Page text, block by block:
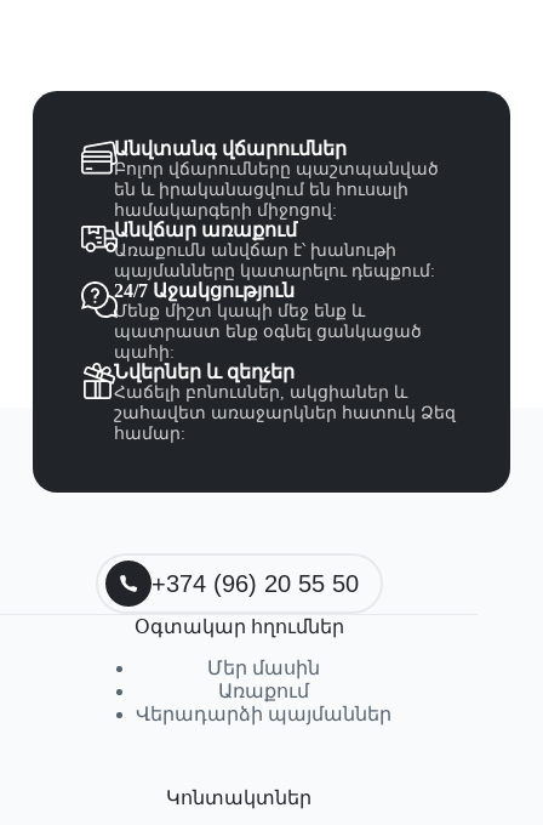
Անվտանգ վճարումներ
Բոլոր վճարումները պաշտպանված
են և իրականացվում են հուսալի
համակարգերի միջոցով:
Անվճար առաքում
Առաքումն անվճար է՝ խանութի
պայմանները կատարելու դեպքում:
24/7 Աջակցություն
Մենք միշտ կապի մեջ ենք և
պատրաստ ենք օգնել ցանկացած
պահի:
Նվերներ և զեղչեր
Հաճելի բոնուսներ, ակցիաներ և
շահավետ առաջարկներ հատուկ Ձեզ
համար:
+374 (96) 20 55 50
Օգտակար հղումներ
Մեր մասին
Առաքում
Վերադարձի պայմաններ
Կոնտակտներ